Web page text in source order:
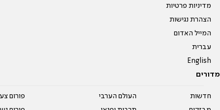
מדיניות פרטיות
הצהרת נגישות
המייל האדום
עברית
English
מדורים
חדשות
העולם הערבי
פורום